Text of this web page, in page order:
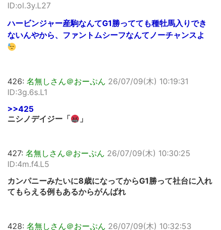
ID:ol.3y.L27
ハービンジャー産駒なんてG1勝ってても種牡馬入りでき
ないんやから、ファントムシーフなんてノーチャンスよ
426: 名無しさん＠おーぷん 26/07/09(木) 10:19:31
ID:3g.6s.L1
>>425
ニシノデイジー「
」
427: 名無しさん＠おーぷん 26/07/09(木) 10:30:25
ID:4m.f4.L5
カンパニーみたいに8歳になってからG1勝って社台に入れ
てもらえる例もあるからがんばれ
428: 名無しさん＠おーぷん 26/07/09(木) 10:32:53